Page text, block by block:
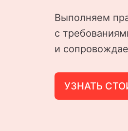
Выполняем
с
и
УЗНАТЬ